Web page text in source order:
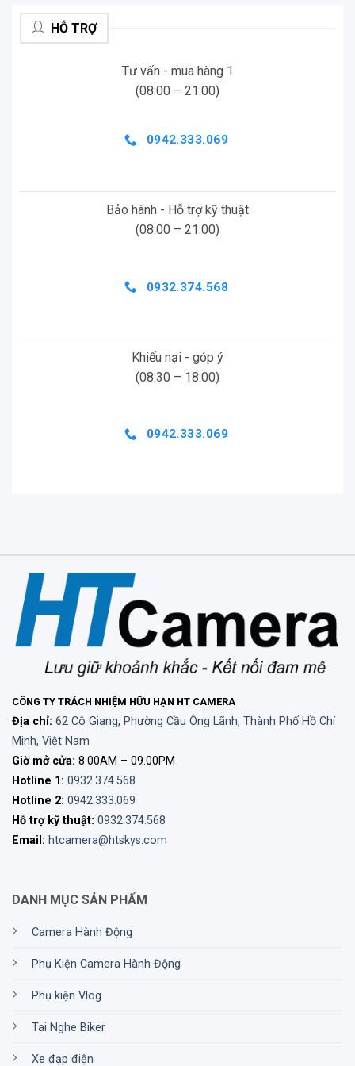
Tính năng AdaptiveTone trên Insta360 X4 Air có
độ tương phản từ từng ống kính, mang lại video rõ
ràng và tự nhiên trong mọi điều kiện. Do vậy, trong
Active HDR 8K30FPS
Trong điều kiện ánh sáng phức tạp, chế độ Active
HDR sẽ giúp tăng cường màu sắc ở vùng sáng và
thời giúp người dùng ghi lại chi tiết mà các camera
thứ nhất sống động ở 4K60fps từ một ống kính
đơn có thể chọn trước hoặc sau với góc nhìn siêu
rộng 170°. Dù là một chiếc camera toàn cảnh 360
độ, Insta360 X4 Air vẫn trở thành chiếc camera
hành động truyền thống, sẵn sàng cho mọi góc
Insta360 X4 Air – Chế độ
HỖ TRỢ
Tư vấn - mua hàng 1
(08:00 – 21:00)
0942.333.069
Bảo hành - Hỗ trợ kỹ thuật
(08:00 – 21:00)
0932.374.568
Khiếu nại - góp ý
(08:30 – 18:00)
0942.333.069
CÔNG TY TRÁCH NHIỆM HỮU HẠN HT CAMERA
Địa chỉ: 62 Cô Giang, Phường Cầu Ông Lãnh, Thành Phố Hồ Chí
Minh, Việt Nam
Giờ mở cửa: 8.00AM – 09.00PM
Hotline 1: 0932.374.568
Hotline 2: 0942.333.069
Hỗ trợ kỹ thuật: 0932.374.568
Email: htcamera@htskys.com
DANH MỤC SẢN PHẨM
Camera Hành Động
Phụ Kiện Camera Hành Động
Phụ kiện Vlog
Tai Nghe Biker
Xe đạp điện